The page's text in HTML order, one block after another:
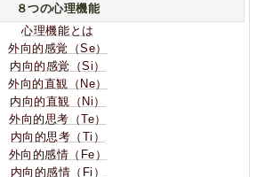
８つの心理機能
心理機能とは
外向的感覚（Se）
内向的感覚（Si）
外向的直観（Ne）
内向的直観（Ni）
外向的思考（Te）
内向的思考（Ti）
外向的感情（Fe）
内向的感情（Fi）